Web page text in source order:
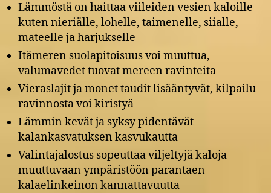
Lämmöstä on haittaa viileiden vesien kaloille
kuten nieriälle, lohelle, taimenelle, siialle,
mateelle ja harjukselle
Itämeren suolapitoisuus voi muuttua,
valumavedet tuovat mereen ravinteita
Vieraslajit ja monet taudit lisääntyvät, kilpailu
ravinnosta voi kiristyä
Lämmin kevät ja syksy pidentävät
kalankasvatuksen kasvukautta
Valintajalostus sopeuttaa viljeltyjä kaloja
muuttuvaan ympäristöön parantaen
kalaelinkeinon kannattavuutta